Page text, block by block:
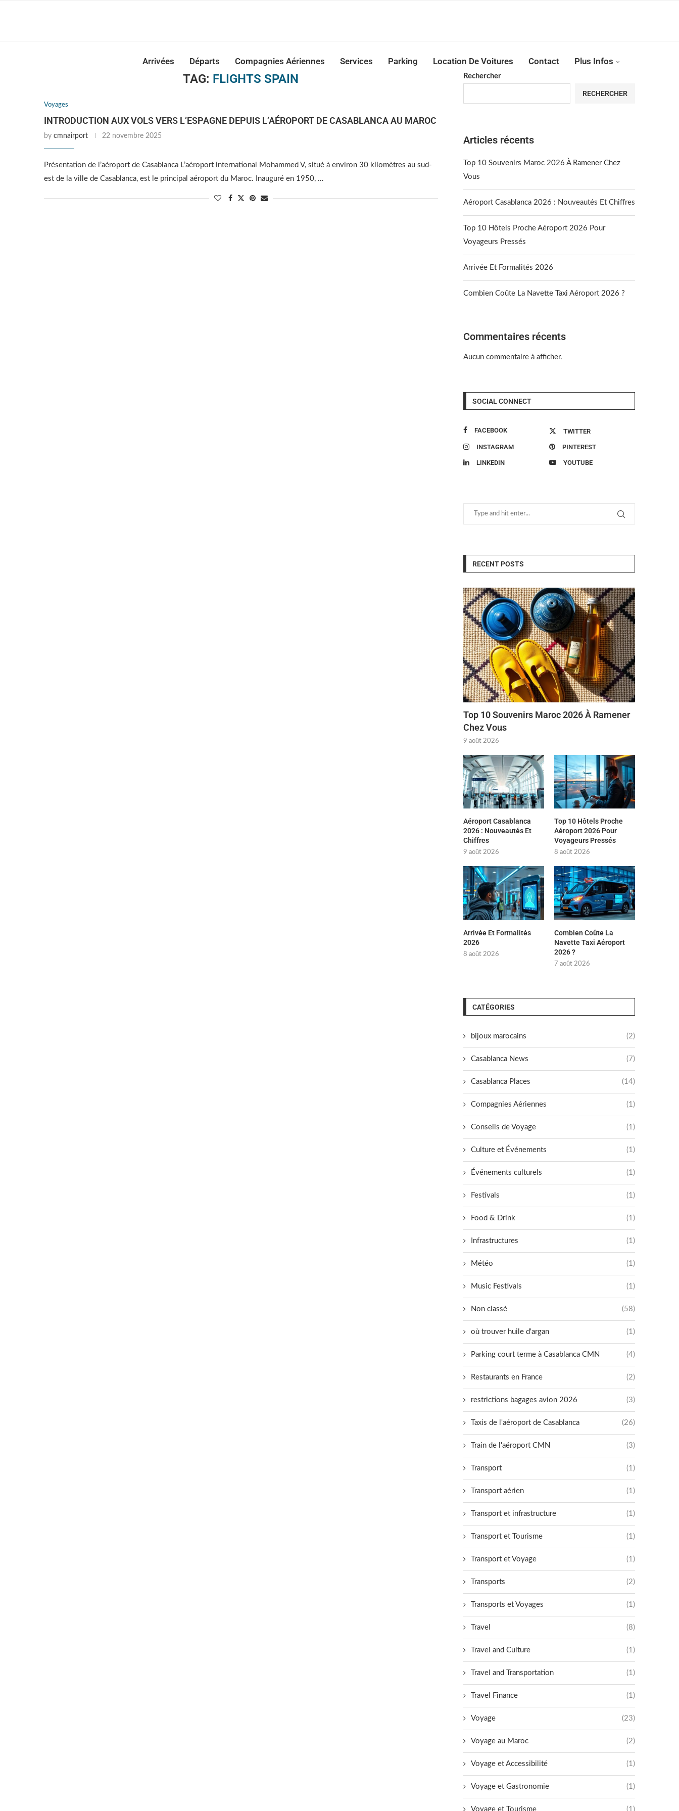
Arrivées Départs Compagnies Aériennes Services Parking Location De Voitures Contact Plus Infos
TAG: FLIGHTS SPAIN
Voyages
INTRODUCTION AUX VOLS VERS L’ESPAGNE DEPUIS L’AÉROPORT DE CASABLANCA AU MAROC
by cmnairport 22 novembre 2025
Présentation de l’aéroport de Casablanca L’aéroport international Mohammed V, situé à environ 30 kilomètres au sud-
est de la ville de Casablanca, est le principal aéroport du Maroc. Inauguré en 1950, …
Rechercher
RECHERCHER
Articles récents
Top 10 Souvenirs Maroc 2026 À Ramener Chez
Vous
Aéroport Casablanca 2026 : Nouveautés Et Chiffres
Top 10 Hôtels Proche Aéroport 2026 Pour
Voyageurs Pressés
Arrivée Et Formalités 2026
Combien Coûte La Navette Taxi Aéroport 2026 ?
Commentaires récents
Aucun commentaire à afficher.
SOCIAL CONNECT
FACEBOOK TWITTER
INSTAGRAM PINTEREST
LINKEDIN YOUTUBE
RECENT POSTS
Top 10 Souvenirs Maroc 2026 À Ramener
Chez Vous
9 août 2026
Aéroport Casablanca
2026 : Nouveautés Et
Chiffres
9 août 2026
Top 10 Hôtels Proche
Aéroport 2026 Pour
Voyageurs Pressés
8 août 2026
Arrivée Et Formalités
2026
8 août 2026
Combien Coûte La
Navette Taxi Aéroport
2026 ?
7 août 2026
CATÉGORIES
bijoux marocains (2)
Casablanca News (7)
Casablanca Places (14)
Compagnies Aériennes (1)
Conseils de Voyage (1)
Culture et Événements (1)
Événements culturels (1)
Festivals (1)
Food & Drink (1)
Infrastructures (1)
Météo (1)
Music Festivals (1)
Non classé (58)
où trouver huile d'argan (1)
Parking court terme à Casablanca CMN (4)
Restaurants en France (2)
restrictions bagages avion 2026 (3)
Taxis de l'aéroport de Casablanca (26)
Train de l'aéroport CMN (3)
Transport (1)
Transport aérien (1)
Transport et infrastructure (1)
Transport et Tourisme (1)
Transport et Voyage (1)
Transports (2)
Transports et Voyages (1)
Travel (8)
Travel and Culture (1)
Travel and Transportation (1)
Travel Finance (1)
Voyage (23)
Voyage au Maroc (2)
Voyage et Accessibilité (1)
Voyage et Gastronomie (1)
Voyage et Tourisme (1)